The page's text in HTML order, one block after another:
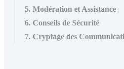
5. Modération et Assistance
6. Conseils de Sécurité
7. Cryptage des